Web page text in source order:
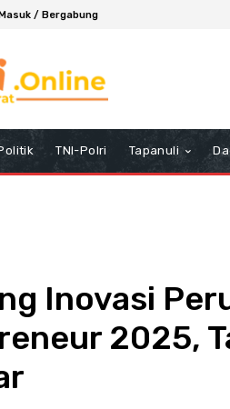
/ Bergabung
TNI-Polri Tapanuli
Inovasi
2025,